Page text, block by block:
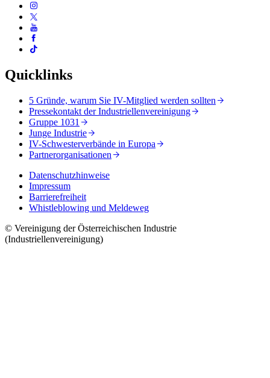
Quicklinks
5 Gründe, warum Sie IV-Mitglied werden sollten
Pressekontakt der Industriellenvereinigung
Gruppe 1031
Junge Industrie
IV-Schwesterverbände in Europa
Partnerorganisationen
Datenschutzhinweise
Impressum
Barrierefreiheit
Whistleblowing und Meldeweg
© Vereinigung der Österreichischen Industrie
(Industriellenvereinigung)